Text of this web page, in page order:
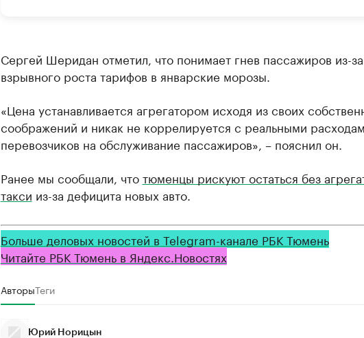
Сергей Шеридан отметил, что понимает гнев пассажиров из-за
взрывного роста тарифов в январские морозы.
«Цена устанавливается агрегатором исходя из своих
соображений и никак не коррелируется с реальными
перевозчиков на обслуживание пассажиров», – пояснил он.
Ранее мы сообщали, чтотюменцы рискуют остаться без
такси из-за дефицита новых авто.
Больше деловых новостей в Telegram-канале РБК Тюмень
Читайте РБК Тюмень в Яндекс.Новостях
АвторыТеги
Юрий Норицын